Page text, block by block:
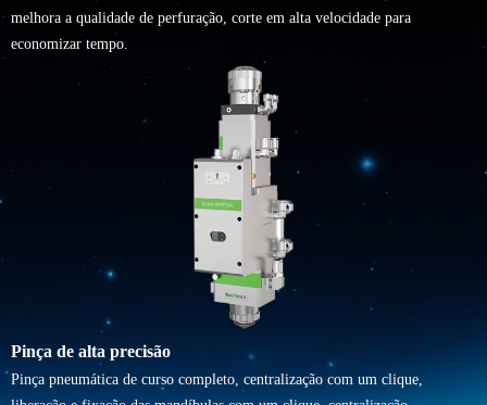
melhora a qualidade de perfuração, corte em alta velocidade para
economizar tempo.
Pinça de alta precisão
Pinça pneumática de curso completo, centralização com um clique,